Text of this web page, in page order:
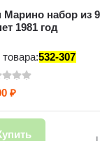
Марино набор из
1981 год
товара:532-307
₽